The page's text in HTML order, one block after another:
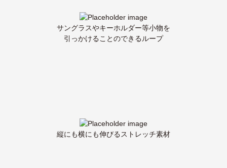
サングラスやキーホルダー等小物を
引っかけることのできるループ
縦にも横にも伸びるストレッチ素材